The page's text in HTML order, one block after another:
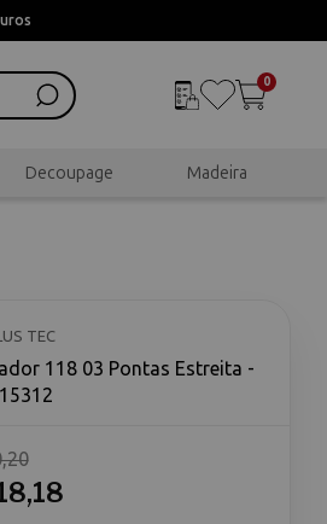
0
Decoupage Madeira
TEC
118 03 Pontas Estreita -
15312